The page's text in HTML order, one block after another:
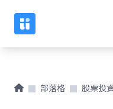
部落格 股票投